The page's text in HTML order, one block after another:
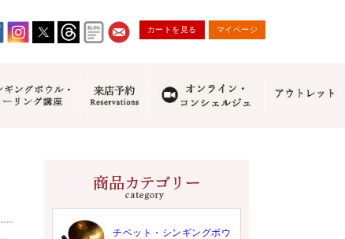
カートを見る マイページ
チベット・シンギングボウ